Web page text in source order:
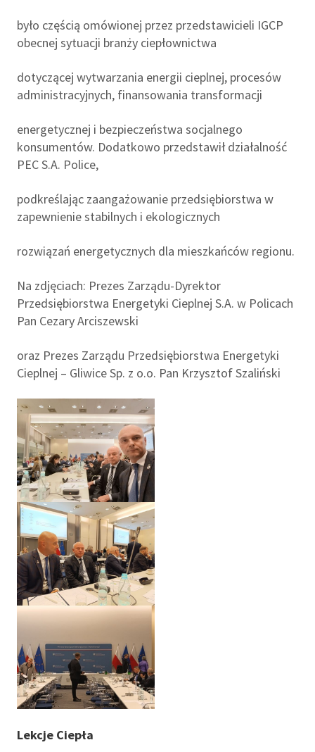
było częścią omówionej przez przedstawicieli IGCP
obecnej sytuacji branży ciepłownictwa
dotyczącej wytwarzania energii cieplnej, procesów
administracyjnych, finansowania transformacji
energetycznej i bezpieczeństwa socjalnego
konsumentów. Dodatkowo przedstawił działalność
PEC S.A. Police,
podkreślając zaangażowanie przedsiębiorstwa w
zapewnienie stabilnych i ekologicznych
rozwiązań energetycznych dla mieszkańców regionu.
Na zdjęciach: Prezes Zarządu-Dyrektor
Przedsiębiorstwa Energetyki Cieplnej S.A. w Policach
Pan Cezary Arciszewski
oraz Prezes Zarządu Przedsiębiorstwa Energetyki
Cieplnej – Gliwice Sp. z o.o. Pan Krzysztof Szaliński
Lekcje Ciepła